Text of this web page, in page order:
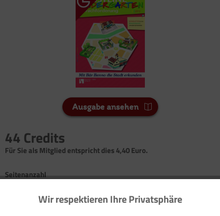
Ausgabe ansehen
44 Credits
Für Sie als Mitglied entspricht dies 4,40 Euro.
Seitenanzahl
Funktionale Aktiv
Wir respektieren Ihre Privatsphäre